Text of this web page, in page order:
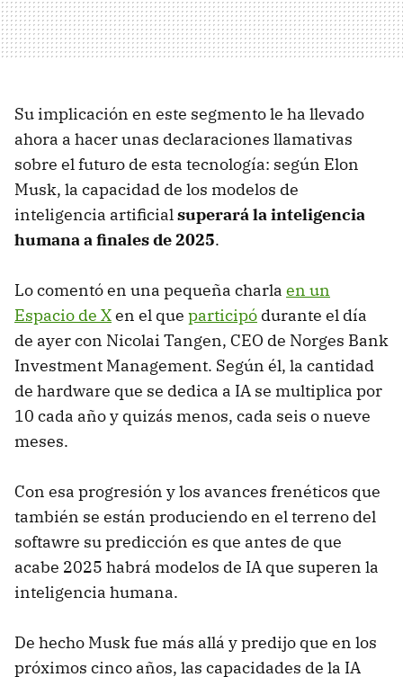
Su implicación en este segmento le ha llevado
ahora a hacer unas declaraciones llamativas
sobre el futuro de esta tecnología: según Elon
Musk, la capacidad de los modelos de
inteligencia artificialsuperará la inteligencia
humana a finales de 2025.
Lo comentó en una pequeña charla en un
Espacio de Xen el que participó durante el día
de ayer con Nicolai Tangen, CEO de Norges Bank
Investment Management. Según él, la cantidad
de hardware que se dedica a IA se multiplica por
10 cada año y quizás menos, cada seis o nueve
meses.
Con esa progresión y los avances frenéticos que
también se están produciendo en el terreno del
softawre su predicción es que antes de que
acabe 2025 habrá modelos de IA que superen la
inteligencia humana.
De hecho Musk fue más allá y predijo que en los
próximos cinco años, las capacidades de la IA